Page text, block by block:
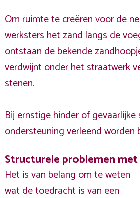
Om ruimte te creëren voor de
werksters het zand langs de
ontstaan de bekende
verdwijnt onder het straatwerk
stenen.
Bij ernstige hinder of
ondersteuning verleend worden
Structurele problemen
Het is van belang om te weten
wat de toedracht is van een